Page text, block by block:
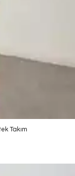
Takım